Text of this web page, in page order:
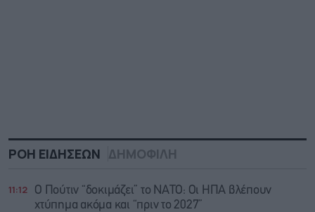
ΡΟΗ ΕΙΔΗΣΕΩΝ ΔΗΜΟΦΙΛΗ
11:12
Ο Πούτιν “δοκιμάζει” το ΝΑΤΟ: Οι ΗΠΑ βλέπουν
χτύπημα ακόμα και “πριν το 2027”